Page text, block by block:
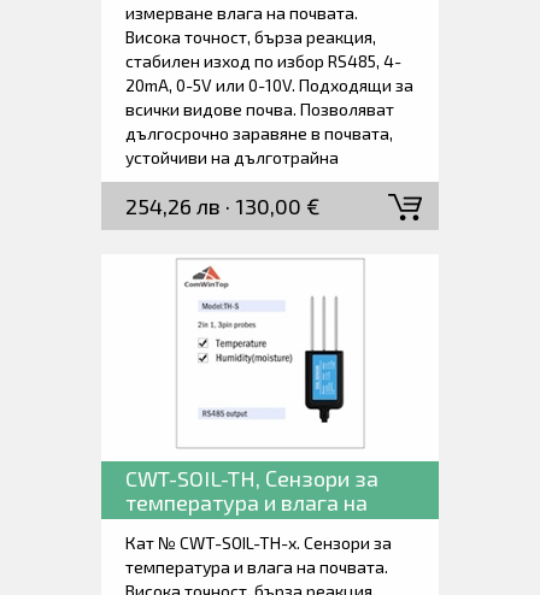
измерване влага на почвата.
Висока точност, бърза реакция,
стабилен изход по избор RS485, 4-
20mA, 0-5V или 0-10V. Подходящи за
всички видове почва. Позволяват
дългосрочно заравяне в почвата,
устойчиви на дълготрайна
електролиза, устойчивост на
корозия, напълно водоустойчив.
254,26 лв · 130,00 €
CWT-SOIL-TH, Сензори за
температура и влага на
почвата.
Кат № CWT-SOIL-TH-x. Сензори за
температура и влага на почвата.
Висока точност, бърза реакция,